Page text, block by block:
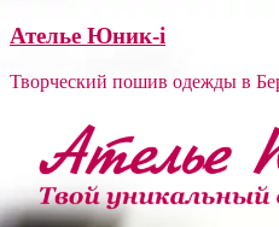
Ателье Юник-i
Творческий пошив одежды в